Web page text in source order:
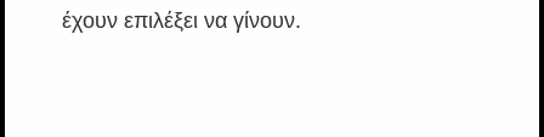
έχουν επιλέξει να γίνουν.